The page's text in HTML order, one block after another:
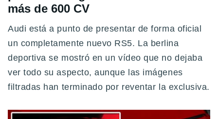
más de 600 CV
Audi está a punto de presentar de forma oficial
un completamente nuevo RS5. La berlina
deportiva se mostró en un vídeo que no dejaba
ver todo su aspecto, aunque las imágenes
filtradas han terminado por reventar la exclusiva.